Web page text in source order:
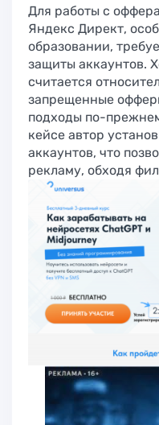
Для работы с
Яндекс Директ,
образовании,
защиты аккаунтов.
считается
запрещенные
подходы по-
кейсе автор
аккаунтов, что
рекламу, обходя